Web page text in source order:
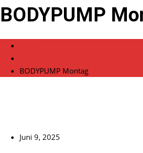
BODYPUMP
BODYPUMP Montag
Juni 9, 2025